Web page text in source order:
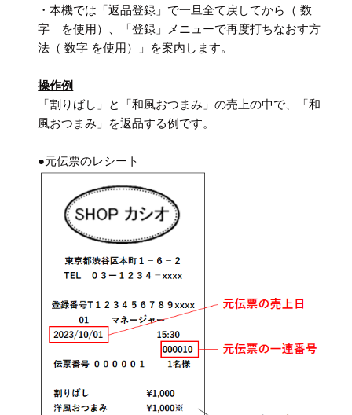
・本機では「返品登録」で一旦全て戻してから（ 数
字 を使用）、「登録」メニューで再度打ちなおす方
法（ 数字 を使用）」を案内します。
操作例
「割りばし」と「和風おつまみ」の売上の中で、「和
風おつまみ」を返品する例です。
●元伝票のレシート